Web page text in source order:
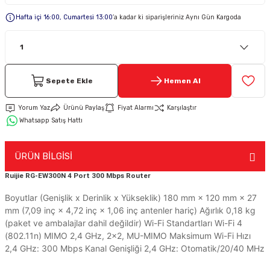
Hafta içi 16:00, Cumartesi 13:00’a kadar ki siparişleriniz Aynı Gün Kargoda
Sepete Ekle Hemen Al
Yorum Yaz Ürünü Paylaş Fiyat Alarmı
Karşılaştır
Whatsapp Satış Hattı
ÜRÜN BİLGİSİ
Ruijie RG-EW300N 4 Port 300 Mbps Router
Boyutlar (Genişlik x Derinlik x Yükseklik) 180 mm × 120 mm × 27
mm (7,09 inç × 4,72 inç × 1,06 inç antenler hariç) Ağırlık 0,18 kg
(paket ve ambalajlar dahil değildir) Wi-Fi Standartları Wi-Fi 4
(802.11n) MIMO 2,4 GHz, 2×2, MU-MIMO Maksimum Wi-Fi Hızı
2,4 GHz: 300 Mbps Kanal Genişliği 2,4 GHz: Otomatik/20/40 MHz